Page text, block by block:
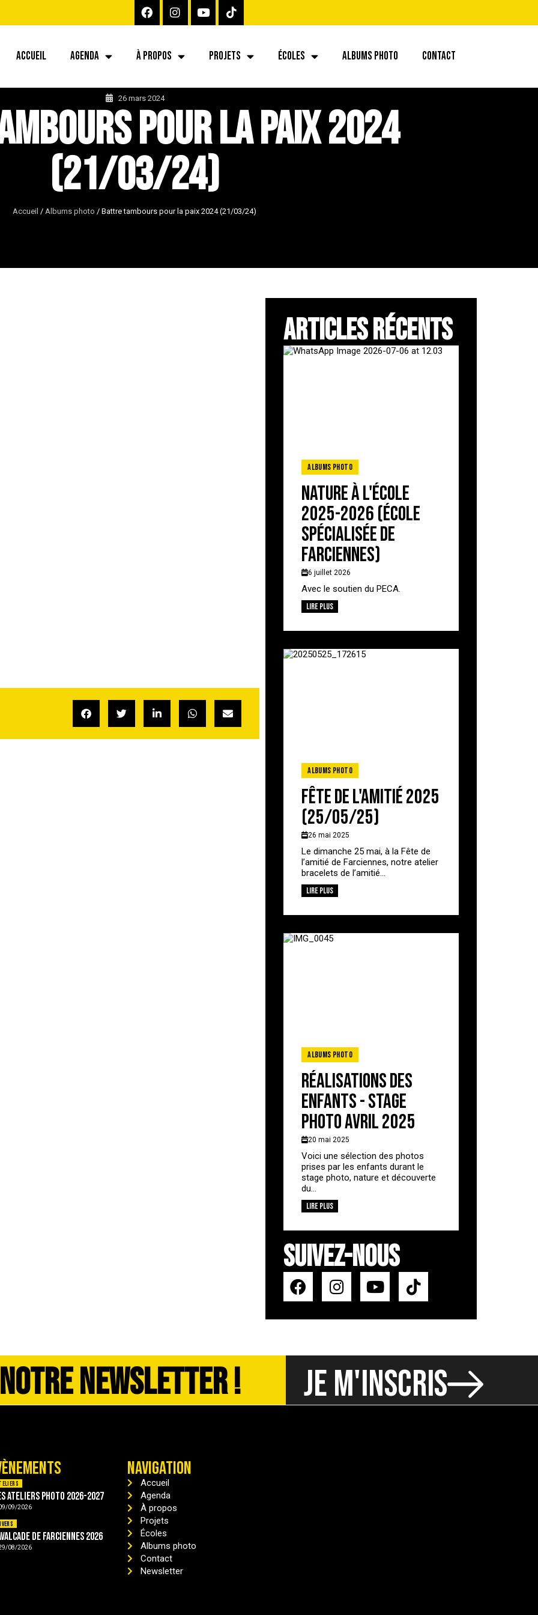
ACCUEIL AGENDA À PROPOS PROJETS ÉCOLES ALBUMS PHOTO CONTACT
26 mars 2024
pour la paix 2024
(21/03/24)
Accueil / Albums photo / Battre tambours pour la paix 2024 (21/03/24)
ARTICLES RÉCENTS
Albums photo
Nature à l'école
2025-2026 (école
spécialisée de
Farciennes)
6 juillet 2026
Avec le soutien du PECA.
Lire plus
Albums photo
Fête de l'amitié 2025
(25/05/25)
26 mai 2025
Le dimanche 25 mai, à la Fête de
l’amitié de Farciennes, notre atelier
bracelets de l’amitié...
Lire plus
Albums photo
Réalisations des
enfants - stage
photo avril 2025
20 mai 2025
Voici une sélection des photos
prises par les enfants durant le
stage photo, nature et découverte
du...
Lire plus
SUIVEZ-NOUS
NEWSLETTER ! JE M'INSCRIS
ateliers photo 2026-2027
09/2026
de Farciennes 2026
08/2026
NAVIGATION
Accueil
Agenda
À propos
Projets
Écoles
Albums photo
Contact
Newsletter